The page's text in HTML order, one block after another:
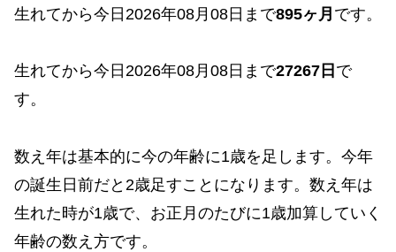
生れてから今日2026年08月08日まで895ヶ月 です。
生れてから今日2026年08月08日まで27267日 で
す。
数え年は基本的に今の年齢に1歳を足します。今年
の誕生日前だと2歳足すことになります。数え年は
生れた時が1歳で、お正月のたびに1歳加算していく
年齢の数え方です。